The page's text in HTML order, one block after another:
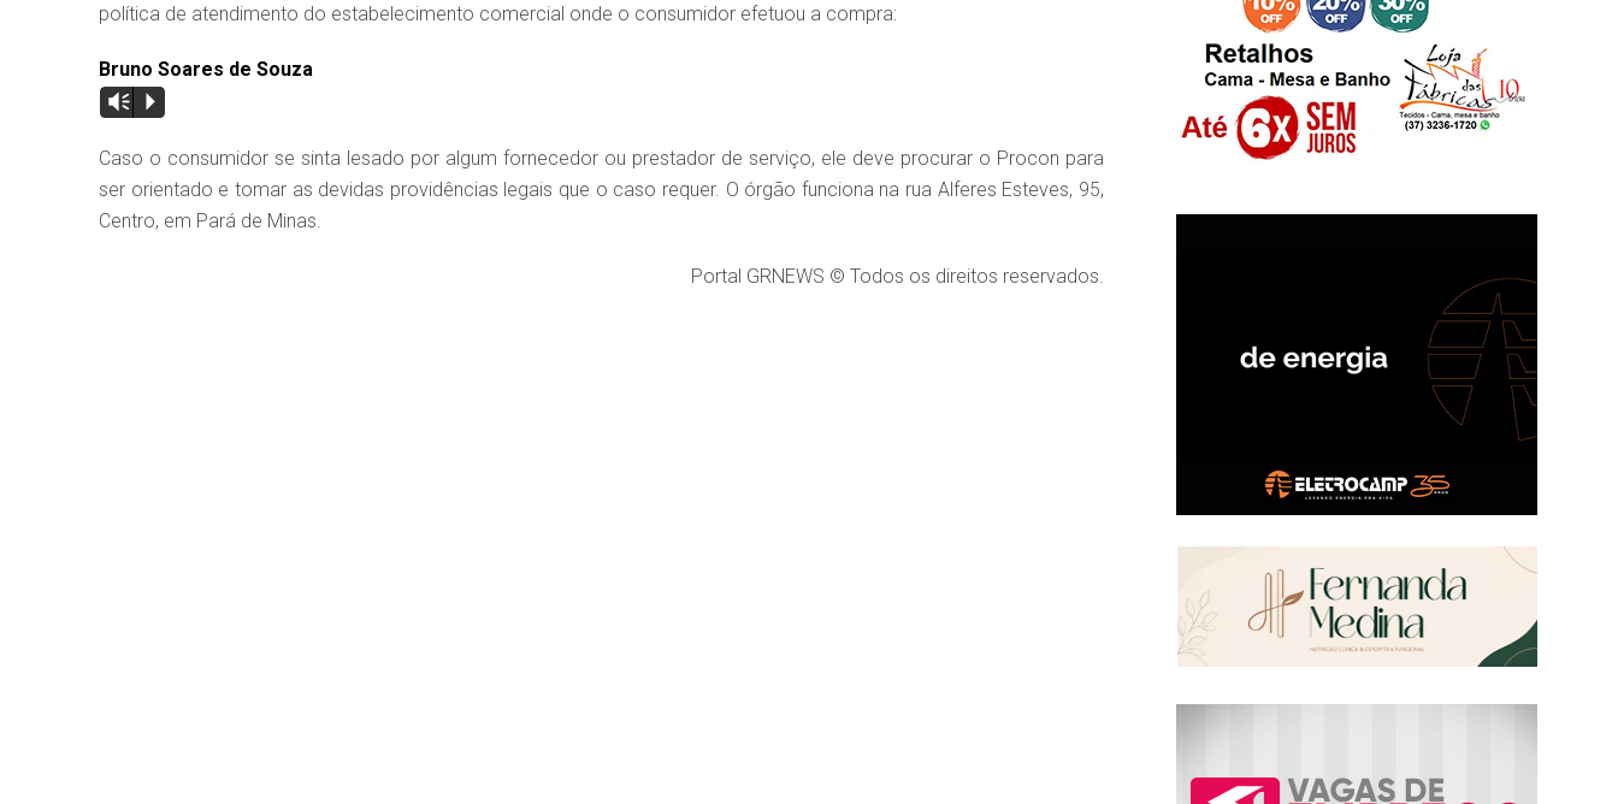
política de atendimento do estabelecimento comercial onde o consumidor efetuou a compra:
Bruno Soares de Souza
Vm P
Caso o consumidor se sinta lesado por algum fornecedor ou prestador de serviço, ele deve procurar o Procon para
ser orientado e tomar as devidas providências legais que o caso requer. O órgão funciona na rua Alferes Esteves, 95,
Centro, em Pará de Minas.
Portal GRNEWS © Todos os direitos reservados.